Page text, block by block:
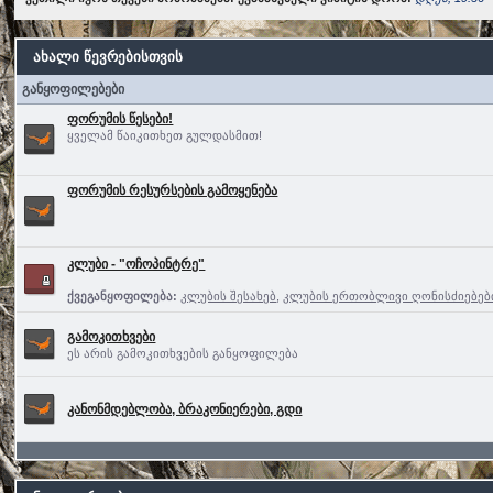
ახალი წევრებისთვის
განყოფილებები
ფორუმის წესები!
ყველამ წაიკითხეთ გულდასმით!
ფორუმის რესურსების გამოყენება
კლუბი - "ოჩოპინტრე"
ქვეგანყოფილება: კლუბის შესახებ კლუბის ერთობლივი
გამოკითხვები
ეს არის გამოკითხვების განყოფილება
კანონმდებლობა, ბრაკონიერები, გდი